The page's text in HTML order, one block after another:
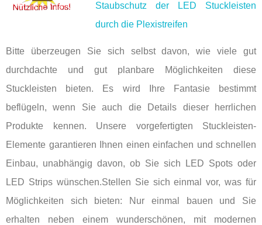
Staubschutz der LED Stuckleisten
durch die Plexistreifen
Bitte überzeugen Sie sich selbst davon, wie viele gut
durchdachte und gut planbare Möglichkeiten diese
Stuckleisten bieten. Es wird Ihre Fantasie bestimmt
beflügeln, wenn Sie auch die Details dieser herrlichen
Produkte kennen. Unsere vorgefertigten Stuckleisten-
Elemente garantieren Ihnen einen einfachen und schnellen
Einbau, unabhängig davon, ob Sie sich LED Spots oder
LED Strips wünschen.Stellen Sie sich einmal vor, was für
Möglichkeiten sich bieten: Nur einmal bauen und Sie
erhalten neben einem wunderschönen, mit modernen